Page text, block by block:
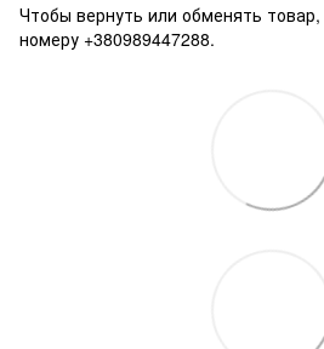
Чтобы вернуть или обменять
номеру +380989447288.